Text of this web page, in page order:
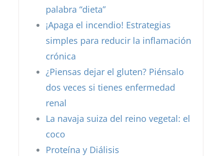
palabra “dieta”
¡Apaga el incendio! Estrategias
simples para reducir la inflamación
crónica
¿Piensas dejar el gluten? Piénsalo
dos veces si tienes enfermedad
renal
La navaja suiza del reino vegetal: el
coco
Proteína y Diálisis